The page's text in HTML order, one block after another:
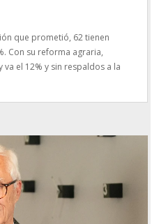
que prometió, 62 tienen
Con su reforma agraria,
el 12% y sin respaldos a la